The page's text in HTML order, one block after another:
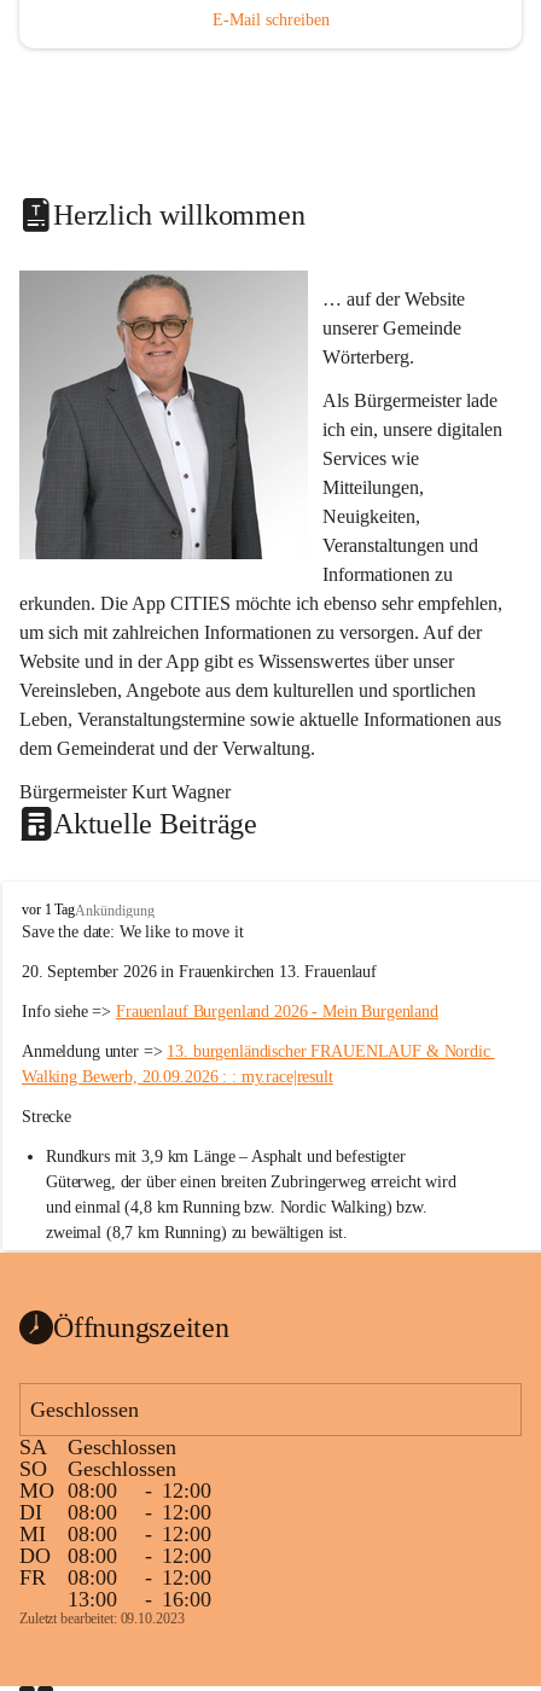
E-Mail schreiben
Herzlich willkommen
… auf der Website
unserer Gemeinde
Wörterberg.
Als Bürgermeister lade
ich ein, unsere digitalen
Services wie
Mitteilungen,
Neuigkeiten,
Veranstaltungen und
Informationen zu
erkunden. Die App CITIES möchte ich ebenso sehr empfehlen,
um sich mit zahlreichen Informationen zu versorgen. Auf der
Website und in der App gibt es Wissenswertes über unser
Vereinsleben, Angebote aus dem kulturellen und sportlichen
Leben, Veranstaltungstermine sowie aktuelle Informationen aus
dem Gemeinderat und der Verwaltung.
Bürgermeister Kurt Wagner
Aktuelle Beiträge
W
ö
t
r
b
e
r
g
vor 1 TagAnkündigung
Save the date: We like to move it
20. September 2026 in Frauenkirchen 13. Frauenlauf
Info siehe => Frauenlauf Burgenland 2026 - Mein Burgenland
Anmeldung unter => 13. burgenländischer FRAUENLAUF & Nordic
Walking Bewerb, 20.09.2026 : : my.race|result
Strecke
Rundkurs mit 3,9 km Länge – Asphalt und befestigter
Güterweg, der über einen breiten Zubringerweg erreicht wird
und einmal (4,8 km Running bzw. Nordic Walking) bzw.
zweimal (8,7 km Running) zu bewältigen ist.
Parkplatz auf der Rückseite der St. Martins Therme & Lodge
Zielgelände mit Verpflegungstruck
Ablauf
Samstag, 19.9.
13 bis 15 Uhr Startnummernausgabe, im Seminarraum der St.
Martins Therme & Lodge Frauenkirchen (vom Parkplatz hinter
der Therme zugänglich)
Sonntag, 20.9.
Öffnungszeiten
Geschlossen
SA
Geschlossen
SO
Geschlossen
MO 08:00 - 12:00
DI
08:00 - 12:00
MI
08:00 - 12:00
DO
08:00 - 12:00
FR
08:00 - 12:00
13:00
- 16:00
Zuletzt bearbeitet: 09.10.2023